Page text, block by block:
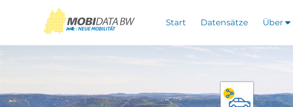
Start Datensätze Über